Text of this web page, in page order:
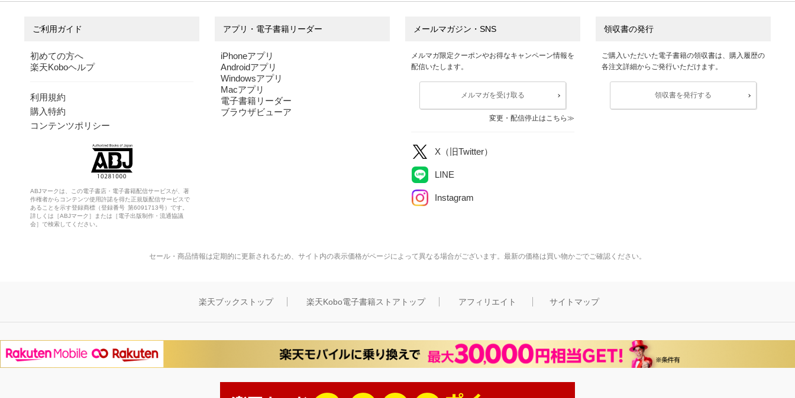
ご利用ガイド
初めての方へ
楽天Koboヘルプ
利用規約
購入特約
コンテンツポリシー
ABJマークは、この電子書店・電子書籍配信サービスが、著
作権者からコンテンツ使用許諾を得た正規版配信サービスで
あることを示す登録商標（登録番号 第6091713号）です。
詳しくは［ABJマーク］または［電子出版制作・流通協議
会］で検索してください。
アプリ・電子書籍リーダー
iPhoneアプリ
Androidアプリ
Windowsアプリ
Macアプリ
電子書籍リーダー
ブラウザビューア
メールマガジン・SNS
メルマガ限定クーポンやお得なキャンペーン情報を
配信いたします。
メルマガを受け取る
変更・配信停止はこちら
X（旧Twitter）
LINE
Instagram
領収書の発行
ご購入いただいた電子書籍の領収書は、購入履歴の
各注文詳細からご発行いただけます。
領収書を発行する
セール・商品情報は定期的に更新されるため、サイト内の表示価格がページによって異なる場合がございます。最新の価格は買い物かごでご確認ください。
楽天ブックストップ 楽天Kobo電子書籍ストアトップ アフィリエイト サイトマップ